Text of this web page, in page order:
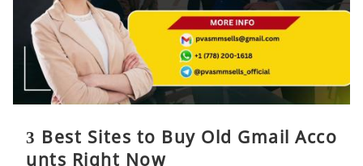
3 Best Sites to Buy Old Gmail Acco
unts Right Now